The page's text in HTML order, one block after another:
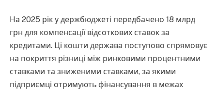
На 2025 рік у держбюджеті передбачено 18 млрд
грн для компенсації відсоткових ставок за
кредитами. Ці кошти держава поступово спрямовує
на покриття різниці між ринковими процентними
ставками та зниженими ставками, за якими
підприємці отримують фінансування в межах